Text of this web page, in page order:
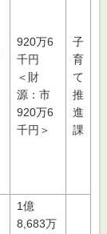
920万6
千円
＜財
源：市
920万6
千円＞
子
育
て
推
進
課
1億
8,683万